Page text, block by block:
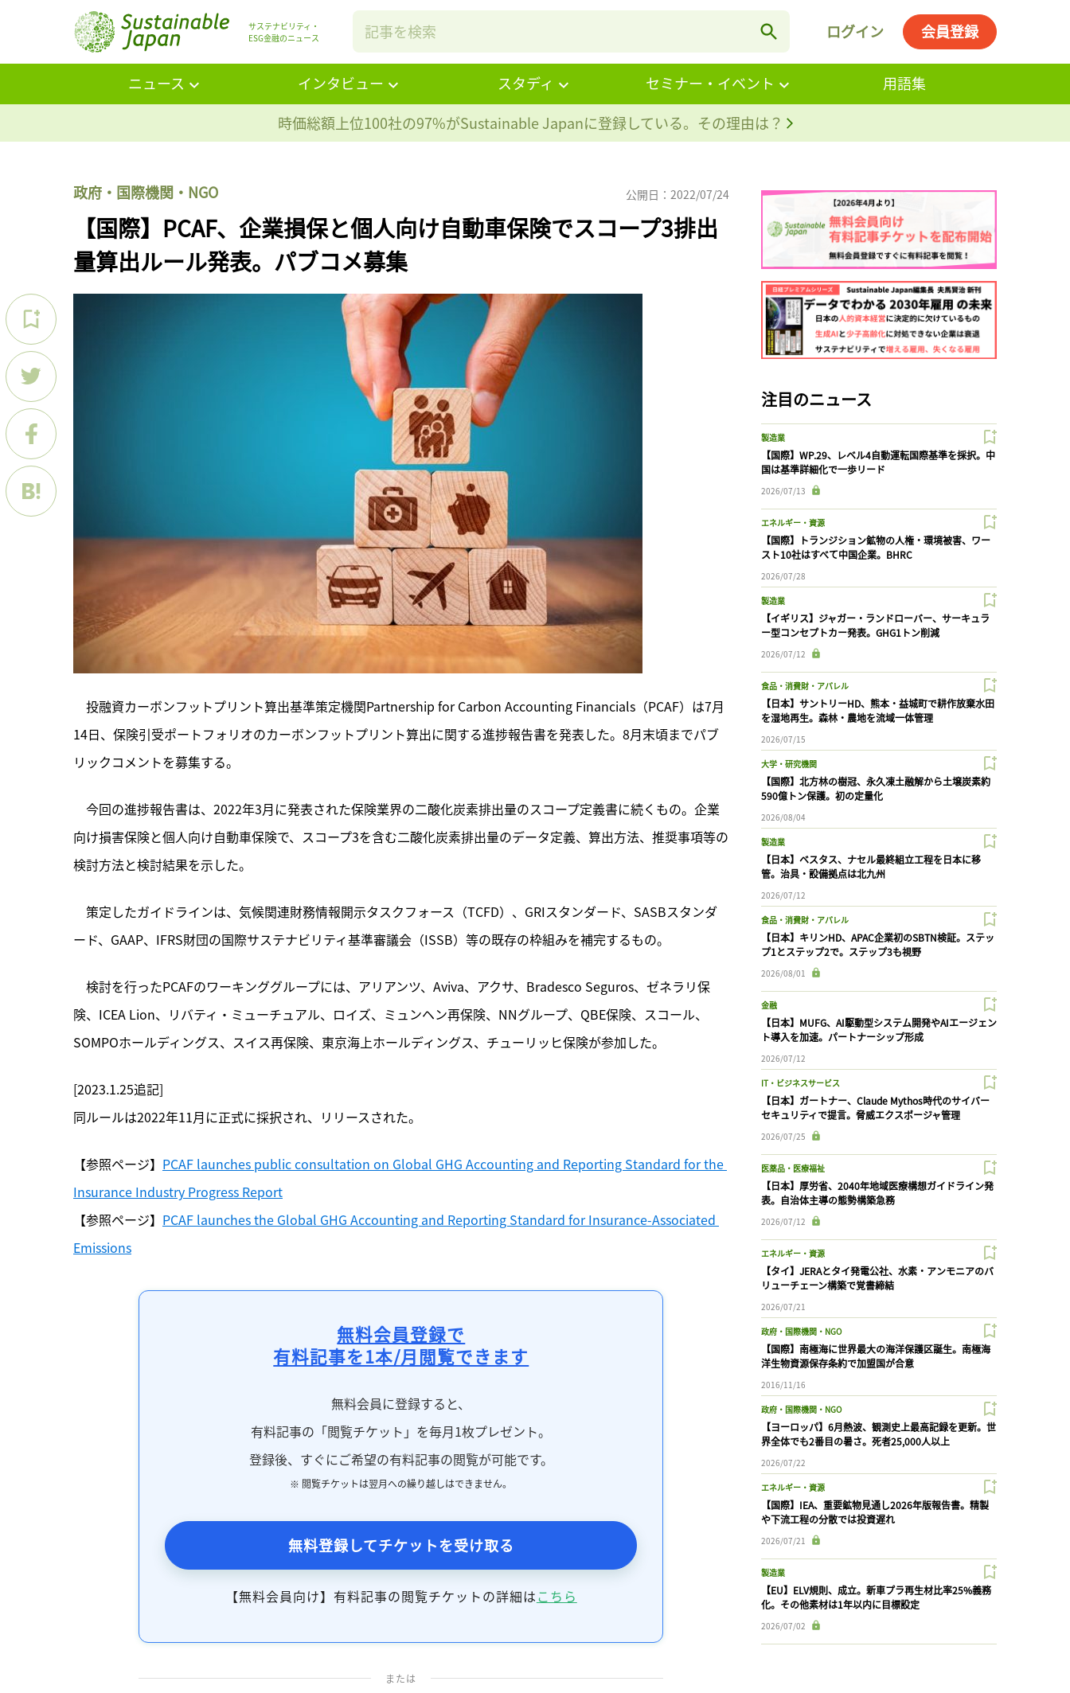
サステナビリティ・
ESG金融のニュース
ログイン 会員登録
ニュース インタビュー スタディ セミナー・イベント
用語集
時価総額上位100社の97%がSustainable Japanに登録している。その理由は？
政府・国際機関・NGO 公開日：2022/07/24
【国際】PCAF、企業損保と個人向け自動車保険でスコープ3排出
量算出ルール発表。パブコメ募集
投融資カーボンフットプリント算出基準策定機関Partnership for Carbon Accounting Financials（PCAF）は7月
14日、保険引受ポートフォリオのカーボンフットプリント算出に関する進捗報告書を発表した。8月末頃までパブ
リックコメントを募集する。
今回の進捗報告書は、 2022年3月に発表された保険業界の二酸化炭素排出量のスコープ定義書に続くもの。企業
向け損害保険と個人向け自動車保険で、スコープ3を含む二酸化炭素排出量のデータ定義、算出方法、推奨事項等の
検討方法と検討結果を示した。
策定したガイドラインは、気候関連財務情報開示タスクフォース（TCFD）、GRIスタンダード、SASBスタンダ
ード、GAAP、IFRS財団の国際サステナビリティ基準審議会（ISSB）等の既存の枠組みを補完するもの。
検討を行ったPCAFのワーキンググループには、アリアンツ、Aviva、アクサ、Bradesco Seguros、ゼネラリ保
険、ICEA Lion、リバティ・ミューチュアル、ロイズ、ミュンヘン再保険、NNグループ、QBE保険、スコール、
SOMPOホールディングス、スイス再保険、東京海上ホールディングス、チューリッヒ保険が参加した。
[2023.1.25追記]
同ルールは2022年11月に正式に採択され、リリースされた。
【参照ページ】 PCAF launches public consultation on Global GHG Accounting and Reporting Standard for the
Insurance Industry Progress Report
【参照ページ】 PCAF launches the Global GHG Accounting and Reporting Standard for Insurance-Associated
Emissions
無料会員登録で
有料記事を1本/月閲覧できます
無料会員に登録すると、
有料記事の「閲覧チケット」を毎月1枚プレゼント。
登録後、すぐにご希望の有料記事の閲覧が可能です。
※ 閲覧チケットは翌月への繰り越しはできません。
無料登録してチケットを受け取る
【無料会員向け】有料記事の閲覧チケットの詳細はこちら
または
注目のニュース
製造業
【国際】WP.29、レベル4自動運転国際基準を採択。中
国は基準詳細化で一歩リード
2026/07/13
エネルギー・資源
【国際】トランジション鉱物の人権・環境被害、ワー
スト10社はすべて中国企業。BHRC
2026/07/28
製造業
【イギリス】ジャガー・ランドローバー、サーキュラ
ー型コンセプトカー発表。GHG1トン削減
2026/07/12
食品・消費財・アパレル
【日本】サントリーHD、熊本・益城町で耕作放棄水田
を湿地再生。森林・農地を流域一体管理
2026/07/15
大学・研究機関
【国際】北方林の樹冠、永久凍土融解から土壌炭素約
590億トン保護。初の定量化
2026/08/04
製造業
【日本】ベスタス、ナセル最終組立工程を日本に移
管。治具・設備拠点は北九州
2026/07/12
食品・消費財・アパレル
【日本】キリンHD、APAC企業初のSBTN検証。ステッ
プ1とステップ2で。ステップ3も視野
2026/08/01
金融
【日本】MUFG、AI駆動型システム開発やAIエージェン
ト導入を加速。パートナーシップ形成
2026/07/12
IT・ビジネスサービス
【日本】ガートナー、Claude Mythos時代のサイバー
セキュリティで提言。脅威エクスポージャ管理
2026/07/25
医薬品・医療福祉
【日本】厚労省、2040年地域医療構想ガイドライン発
表。自治体主導の態勢構築急務
2026/07/12
エネルギー・資源
【タイ】JERAとタイ発電公社、水素・アンモニアのバ
リューチェーン構築で覚書締結
2026/07/21
政府・国際機関・NGO
【国際】南極海に世界最大の海洋保護区誕生。南極海
洋生物資源保存条約で加盟国が合意
2016/11/16
政府・国際機関・NGO
【ヨーロッパ】6月熱波、観測史上最高記録を更新。世
界全体でも2番目の暑さ。死者25,000人以上
2026/07/22
エネルギー・資源
【国際】IEA、重要鉱物見通し2026年版報告書。精製
や下流工程の分散では投資遅れ
2026/07/21
製造業
【EU】ELV規則、成立。新車プラ再生材比率25%義務
化。その他素材は1年以内に目標設定
2026/07/02